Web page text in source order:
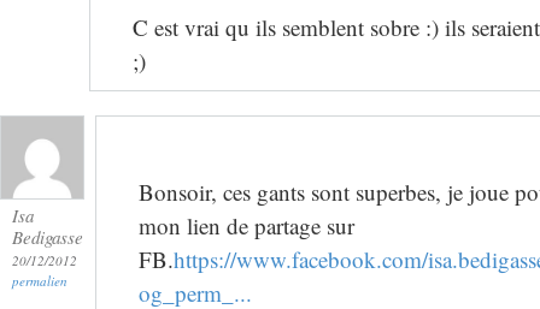
C est vrai qu ils semblent sobre :) ils
;)
Isa
Bedigasse
20/12/2012
permalien
Bonsoir, ces gants sont superbes, je joue
mon lien de partage sur
FB.https://www.facebook.com/
og_perm_...